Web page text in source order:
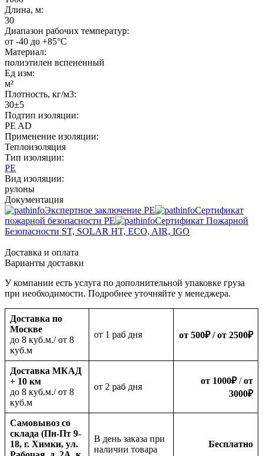
Длина, м:
30
Диапазон рабочих температур:
от -40 до +85°C
Материал:
полиэтилен вспененный
Ед изм:
м²
Плотность, кг/м3:
30±5
Подтип изоляции:
PE AD
Применение изоляции:
Теплоизоляция
Тип изоляции:
PE
Вид изоляции:
рулоны
Документация
Экспертное заключение PE
Сертификат
пожарной безопасности PE
Сертификат Пожарной
Безопасности ST, SOLAR HT, ECO, AIR, IGO
Доставка и оплата
Варианты доставки
У компании есть услуга по дополнительной упаковке груза
при необходимости. Подробнее уточняйте у менеджера.
Доставка по
Москве
до 8 куб.м./ от 8
куб.м
oт 1 раб дня от 500₽/ от 2500₽
Доставка МКАД
+ 10 км
до 8 куб.м./ от 8
куб.м
oт 2 раб дня
от 1000₽/от
3000₽
Самовывоз со
склада (Пн-Пт 9-
18, г. Химки, ул.
В день заказа при
наличии товара
Бесплатно